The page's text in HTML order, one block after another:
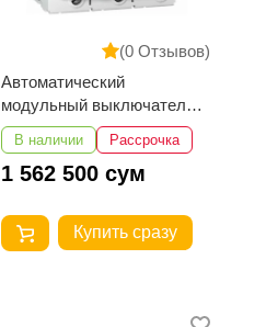
(0 Отзывов)
Автоматический
модульный выключатель
Schneider Electric
A9N18365 C120N 3П 80A C
В наличии Рассрочка
1 562 500 сум
Купить сразу